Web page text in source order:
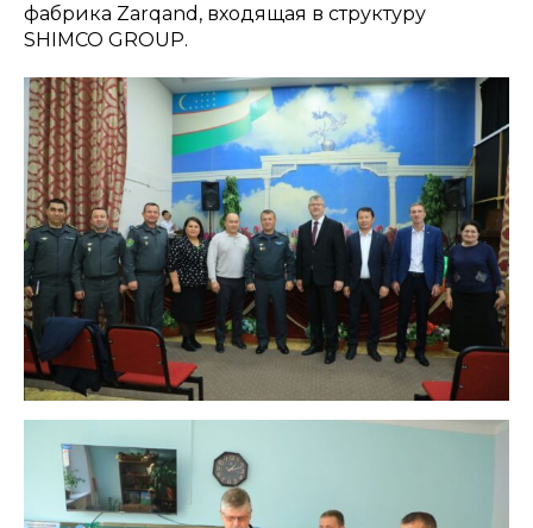
фабрика Zarqand, входящая в структуру
SHIMCO GROUP.